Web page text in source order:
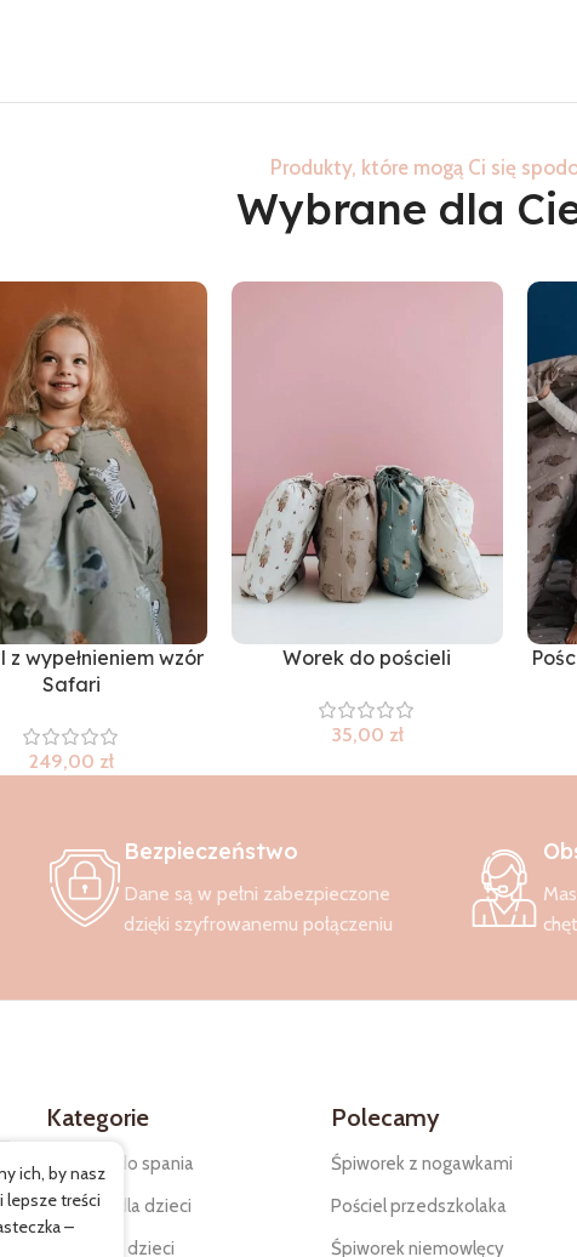
Produkty, które mogą Ci się
Wybrane dla
z wypełnieniem wzór
Safari
249,00 zł
Worek do pościeli
35,00 zł
Bezpieczeństwo
Dane są w pełni zabezpieczone
dzięki szyfrowanemu połączeniu
Kategorie
Śpiworki do spania
Pościele dla dzieci
Kocyki dla dzieci
Polecamy
Śpiworek z nogawkami
Pościel przedszkolaka
Śpiworek niemowlęcy
ich, by nasz
lepsze treści
–